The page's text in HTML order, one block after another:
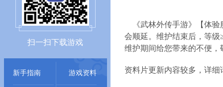
扫一扫下载游戏
新手指南 游戏资料
《武林外传手游》【体验
会顺延。维护结束后，等级
维护期间给您带来的不便，
资料片更新内容较多，详